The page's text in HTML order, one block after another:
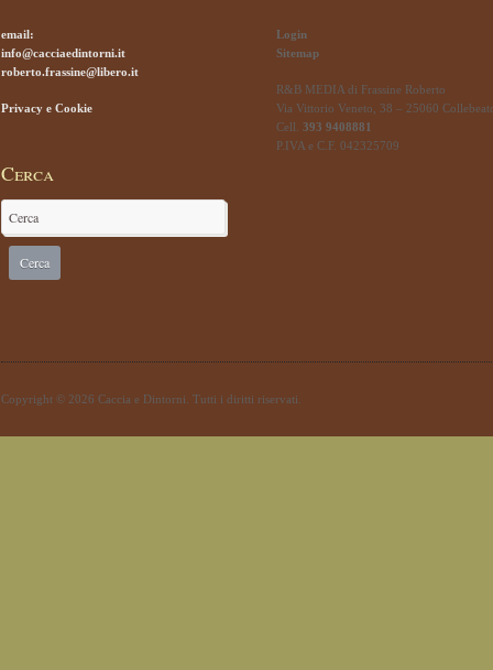
email:
info@cacciaedintorni.it
roberto.frassine@libero.it
Privacy e Cookie
Cerca
Login
Sitemap
R&B MEDIA di Frassine Roberto
Via Vittorio Veneto, 38 – 25060
Cell. 393 9408881
P.IVA e C.F. 042325709
Copyright © 2026 Caccia e Dintorni. Tutti i diritti riservati.